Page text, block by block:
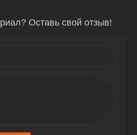
Оставь свой отзыв!